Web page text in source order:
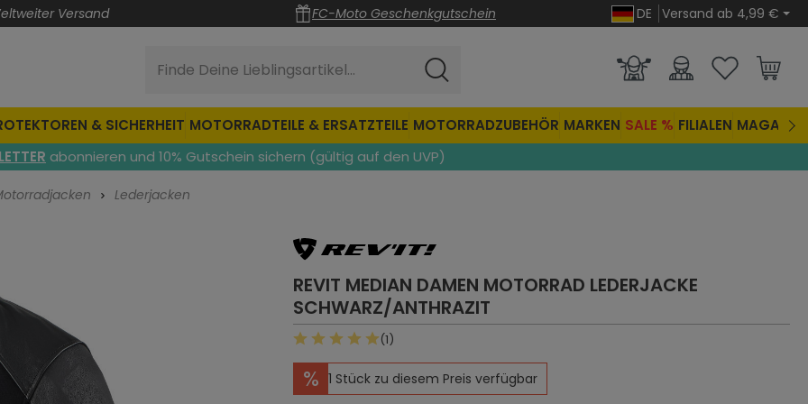
Versand FC-Moto Geschenkgutschein DE Versand ab 4,99 €
Finde Deine Lieblingsartikel...
& SICHERHEIT MOTORRADTEILE & ERSATZTEILE MOTORRADZUBEHÖR MARKEN SALE % FILIALEN MAGAZIN
abonnieren und 10% Gutschein sichern (gültig auf den UVP)
Lederjacken
REVIT MEDIAN DAMEN MOTORRAD LEDERJACKE
SCHWARZ/ANTHRAZIT
Durchschnittliche Bewertung von 5 von 5 Sternen
(1)
% 1 Stück zu diesem Preis verfügbar